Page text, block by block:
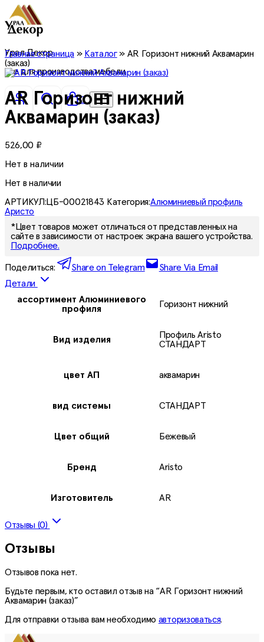
Урал Декор
все для производства мебели
0
Главная страница» Каталог» AR Горизонт нижний Аквамарин
(заказ)
AR Горизонт нижний
Аквамарин (заказ)
526,00 ₽
Нет в наличии
Нет в наличии
АРТИКУЛ:ЦБ-00021843 Категория:Алюминиевый профиль
Аристо
*Цвет товаров может отличаться от представленных на
сайте в зависимости от настроек экрана вашего устройства.
Подробнее.
Поделиться: Share on Telegram
Share Via Email
Детали
ассортимент Алюминиевого
профиля
Горизонт нижний
Вид издeлия
Профиль Aristo
СТАНДАРТ
цвет АП аквамарин
вид системы СТАНДАРТ
Цвет общий Бежевый
Бренд Aristo
Изготовитель AR
Отзывы (0)
Отзывы
Отзывов пока нет.
Будьте первым, кто оставил отзыв на “AR Горизонт нижний
Аквамарин (заказ)”
Для отправки отзыва вам необходимо авторизоваться.